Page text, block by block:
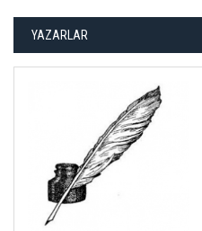
YAZARLAR